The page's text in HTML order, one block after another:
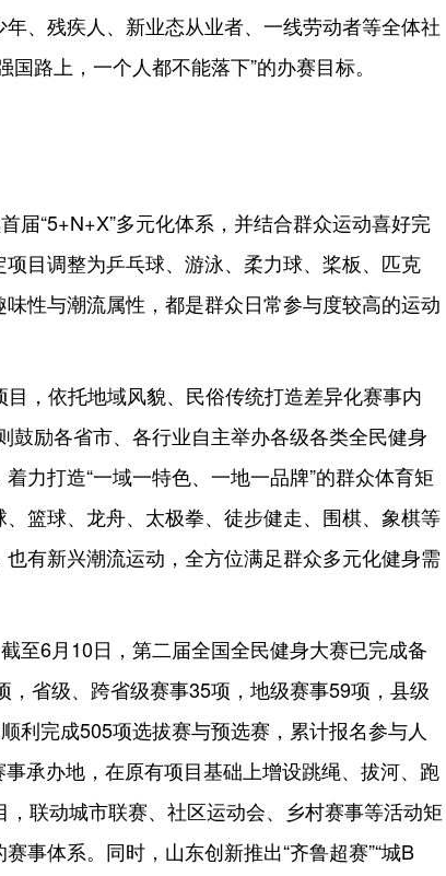
、残疾人、新业态从业者、一线劳动者等全体社
路上，一个人都不能落下”的办赛目标。
届“5+N+X”多元化体系，并结合群众运动喜好完
目调整为乒乓球、游泳、柔力球、桨板、匹克
性与潮流属性，都是群众日常参与度较高的运动
目，依托地域风貌、民俗传统打造差异化赛事内
鼓励各省市、各行业自主举办各级各类全民健身
力打造“一域一特色、一地一品牌”的群众体育矩
篮球、龙舟、太极拳、徒步健走、围棋、象棋等
有新兴潮流运动，全方位满足群众多元化健身需
至6月10日，第二届全国全民健身大赛已完成备
省级、跨省级赛事35项，地级赛事59项，县级
利完成505项选拔赛与预选赛，累计报名参与人
承办地，在原有项目基础上增设跳绳、拔河、跑
联动城市联赛、社区运动会、乡村赛事等活动矩
事体系。同时，山东创新推出“齐鲁超赛”“城B